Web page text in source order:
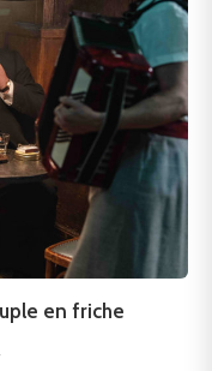
en friche